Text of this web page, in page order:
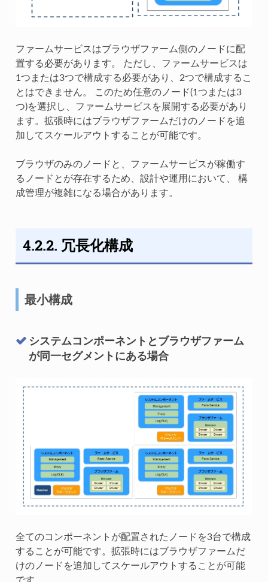
ファームサービスはブラウザファーム側のノードに配
置する必要があります。 ただし、ファームサービスは
1つまたは3つで構成する必要があり、2つで構成するこ
とはできません。 このため任意のノード(1つまたは3
つ)を選択し、ファームサービスを展開する必要があり
ます。拡張時にはブラウザファームだけのノードを追
加してスケールアウトすることが可能です。
ブラウザのみのノードと、ファームサービスが稼働す
るノードとが存在するため、設計や運用において、 構
成管理が複雑になる場合があります。
4.2.2. 冗長化構成
最小構成
システムコンポーネントとブラウザファーム
が同一セグメントにある場合
全てのコンポーネントが配置されたノードを3台で構成
することが可能です。拡張時にはブラウザファームだ
けのノードを追加してスケールアウトすることが可能
です。